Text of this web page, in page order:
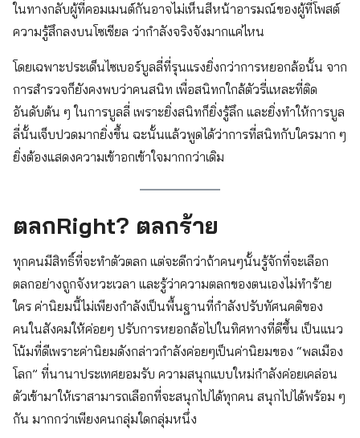
ในทางกลับผู้ที่คอมเมนต์กันอาจไม่เห็นสีหน้าอารมณ์ของผู้ที่โพสต์
ความรู้สึกลงบนโซเชียล ว่ากำลังจริงจังมากแค่ไหน
โดยเฉพาะประเด็นไซเบอร์บูลลี่ที่รุนแรงยิ่งกว่าการหยอกล้อนั้น จาก
การสำรวจก็ยังคงพบว่าคนสนิท เพื่อสนิทกใกล้ตัวรี่แหละที่ติด
อันดับต้น ๆ ในการบูลลี่ เพราะยิ่งสนิทก็ยิ่งรู้ลึก และยิ่งทำให้การบูล
ลี่นั้นเจ็บปวดมากยิ่งขึ้น ฉะนั้นแล้วพูดได้ว่าการที่สนิทกับใครมาก ๆ
ยิ่งต้องแสดงความเข้าอกเข้าใจมากกว่าเดิม
ตลกRight? ตลกร้าย
ทุกคนมีสิทธิ์ที่จะทำตัวตลก แต่จะดีกว่าถ้าคนๆนั้นรู้จักที่จะเลือก
ตลกอย่างถูกจังหวะเวลา และรู้ว่าความตลกของตนเองไม่ทำร้าย
ใคร ค่านิยมนี้ไม่เพียงกำลังเป็นพื้นฐานที่กำลังปรับทัศนคติของ
คนในสังคมให้ค่อยๆ ปรับการหยอกล้อไปในทิศทางที่ดีขึ้น เป็นแนว
โน้มที่ดีเพราะค่านิยมดังกล่าวกำลังค่อยๆเป็นค่านิยมของ “พลเมือง
โลก” ที่นานาประเทศยอมรับ ความสนุกแบบใหม่กำลังค่อยเคล่อน
ตัวเข้ามาให้เราสามารถเลือกที่จะสนุกไปได้ทุกคน สนุกไปได้พร้อม ๆ
กัน มากกว่าเพียงคนกลุ่มใดกลุ่มหนึ่ง